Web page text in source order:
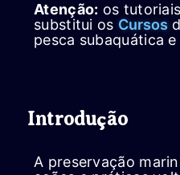
Atenção: os
substitui os Cursos
pesca subaquática e
Introdução
A preservação